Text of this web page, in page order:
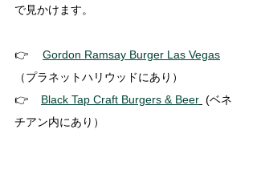
で見かけます。
👉 Gordon Ramsay Burger Las Vegas
（プラネットハリウッドにあり）
👉 Black Tap Craft Burgers & Beer (ベネ
チアン内にあり）